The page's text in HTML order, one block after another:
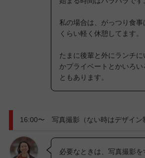
私の場合は、がっつり食
くらい軽く休憩してます。
たまに後輩と外にランチに
かプライベートとかいろい
ともあります。
16:00〜 写真撮影（ない時はデザイン
必要なときは、写真撮影を